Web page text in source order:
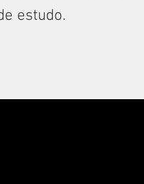
estudo.